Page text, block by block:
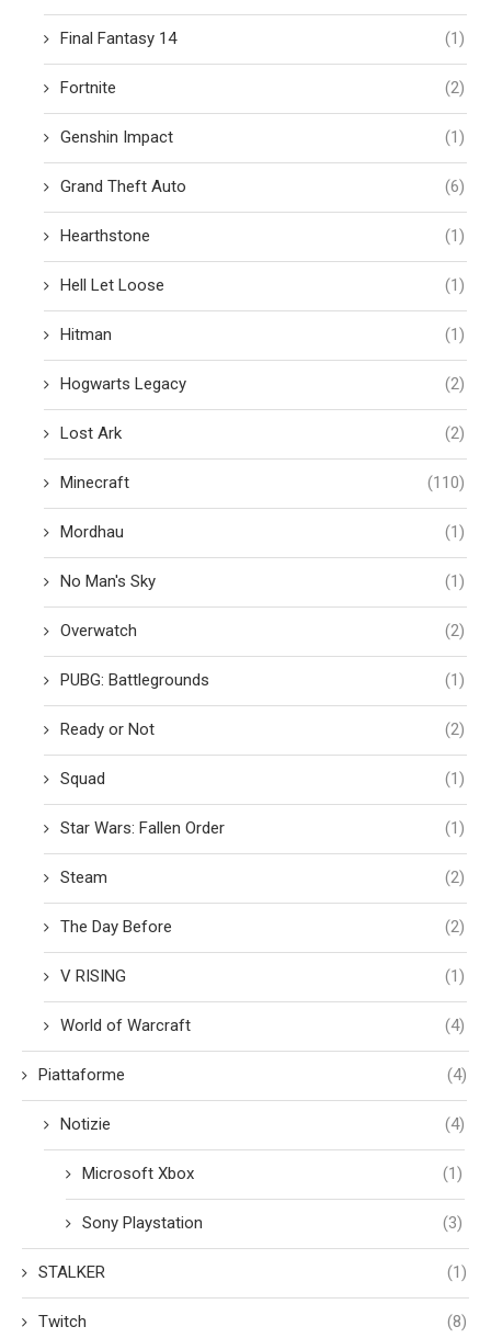
Final Fantasy 14 (1)
Fortnite (2)
Genshin Impact (1)
Grand Theft Auto (6)
Hearthstone (1)
Hell Let Loose (1)
Hitman (1)
Hogwarts Legacy (2)
Lost Ark (2)
Minecraft (110)
Mordhau (1)
No Man's Sky (1)
Overwatch (2)
PUBG: Battlegrounds (1)
Ready or Not (2)
Squad (1)
Star Wars: Fallen Order (1)
Steam (2)
The Day Before (2)
V RISING (1)
World of Warcraft (4)
Piattaforme (4)
Notizie (4)
Microsoft Xbox (1)
Sony Playstation (3)
STALKER (1)
Twitch (8)